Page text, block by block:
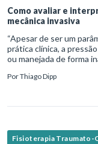
Como avaliar e
mecânica invasiva
“Apesar de ser um
prática clínica, a
ou manejada de forma
PorThiago Dipp
Fisioterapia Traumato-